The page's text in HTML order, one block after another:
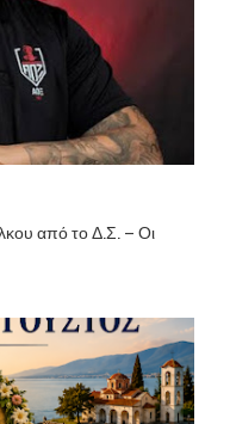
από το Δ.Σ. – Οι